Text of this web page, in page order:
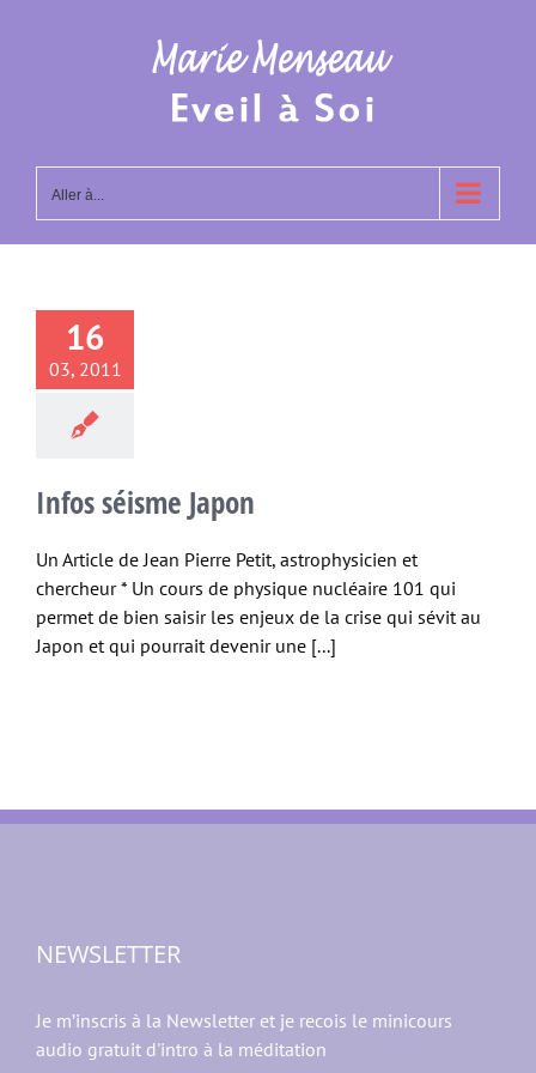
Aller à...
16
03, 2011
Infos séisme Japon
Un Article de Jean Pierre Petit, astrophysicien et
chercheur * Un cours de physique nucléaire 101 qui
permet de bien saisir les enjeux de la crise qui sévit au
Japon et qui pourrait devenir une [...]
NEWSLETTER
Je m’inscris à la Newsletter et je recois le minicours
audio gratuit d'intro à la méditation